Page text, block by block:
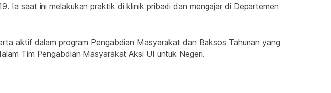
Ia saat ini melakukan praktik di klinik pribadi dan mengajar di Departemen
aktif dalam program Pengabdian Masyarakat dan Baksos Tahunan yang
Tim Pengabdian Masyarakat Aksi UI untuk Negeri.